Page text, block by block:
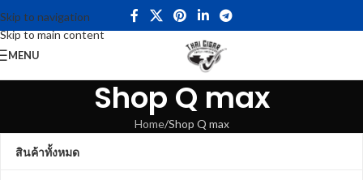
Skip to navigation
Skip to main content
MENU
Shop Q max
Home Shop Q max
สินค้าทั้งหมด